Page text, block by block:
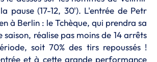
pause (17-12, 30'). L'entrée de Petr
à Berlin : le Tchèque, qui prendra sa
saison, réalise pas moins de 14 arrêts
soit 70% des tirs repoussés !
et à cette grande performance